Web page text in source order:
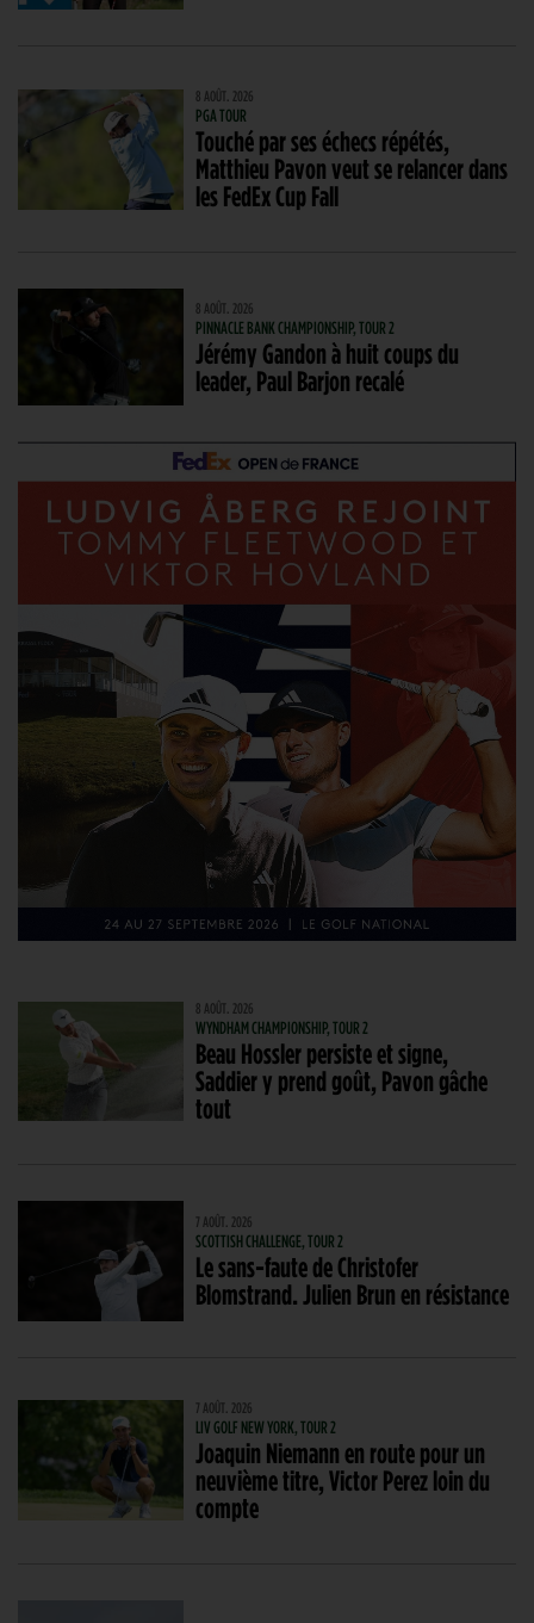
8 AOÛT. 2026
PGA TOUR
Touché par ses échecs répétés,
Matthieu Pavon veut se relancer dans
les FedEx Cup Fall
8 AOÛT. 2026
PINNACLE BANK CHAMPIONSHIP, TOUR 2
Jérémy Gandon à huit coups du
leader, Paul Barjon recalé
8 AOÛT. 2026
WYNDHAM CHAMPIONSHIP, TOUR 2
Beau Hossler persiste et signe,
Saddier y prend goût, Pavon gâche
tout
7 AOÛT. 2026
SCOTTISH CHALLENGE, TOUR 2
Le sans-faute de Christofer
Blomstrand. Julien Brun en résistance
7 AOÛT. 2026
LIV GOLF NEW YORK, TOUR 2
Joaquin Niemann en route pour un
neuvième titre, Victor Perez loin du
compte